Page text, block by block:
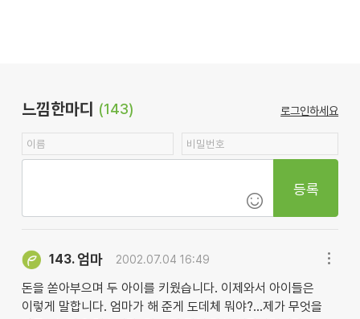
느낌한마디 (143) 로그인하세요
등록
143. 엄마 2002.07.04 16:49
돈을 쏟아부으며 두 아이를 키웠습니다. 이제와서 아이들은
이렇게 말합니다. 엄마가 해 준게 도데체 뭐야?...제가 무엇을